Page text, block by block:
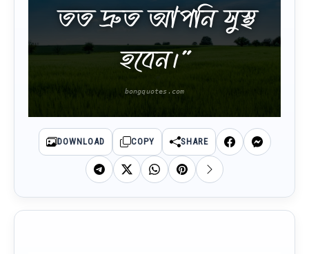
তত দ্রুত আপনি সুস্থ
হবেন।”
DOWNLOAD COPY SHARE